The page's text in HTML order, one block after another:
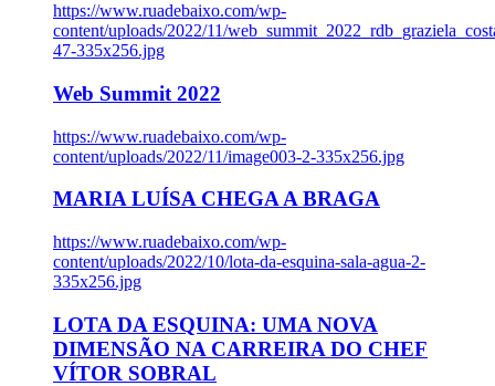
https://www.ruadebaixo.com/wp-
content/uploads/2022/11/
47-335x256.jpg
Web Summit 2022
https://www.ruadebaixo.com/wp-
content/uploads/2022/11/image003-2-335x256.jpg
MARIA LUÍSA CHEGA A BRAGA
https://www.ruadebaixo.com/wp-
content/uploads/2022/10/lota-da-esquina-sala-agua-2-
335x256.jpg
LOTA DA ESQUINA: UMA NOVA
DIMENSÃO NA CARREIRA DO CHEF
VÍTOR SOBRAL